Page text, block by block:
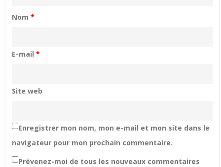
Nom *
E-mail *
Site web
Enregistrer mon nom, mon e-mail et mon site dans le
navigateur pour mon prochain commentaire.
Prévenez-moi de tous les nouveaux commentaires